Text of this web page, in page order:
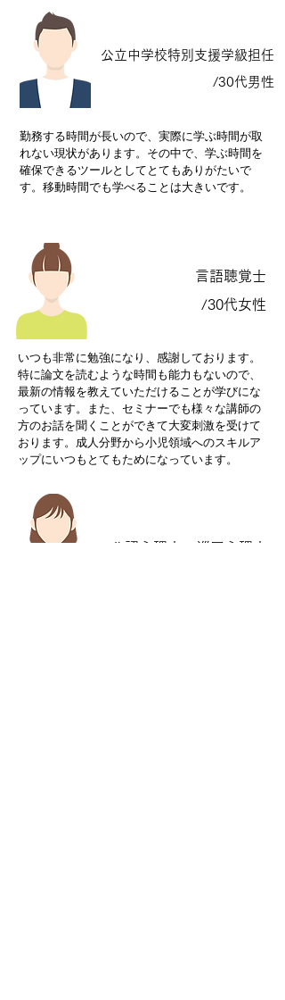
公立中学校特別支援学級担任
/30代男性
勤務する時間が長いので、実際に学ぶ時間が取
れない現状があります。その中で、学ぶ時間を
確保できるツールとしてとてもありがたいで
す。移動時間でも学べることは大きいです。
言語聴覚士
/30代女性
いつも非常に勉強になり、感謝しております。
特に論文を読むような時間も能力​もないので、
最新の情報を教えていただけることが学びにな
っています。また、セミナーでも様々な講師の
方のお話を聞くことができて大変刺激を受けて
おります。成人分野から小児領域へのスキルア
ップにいつもとてもためになっています。
公認心理士・巡回心理士